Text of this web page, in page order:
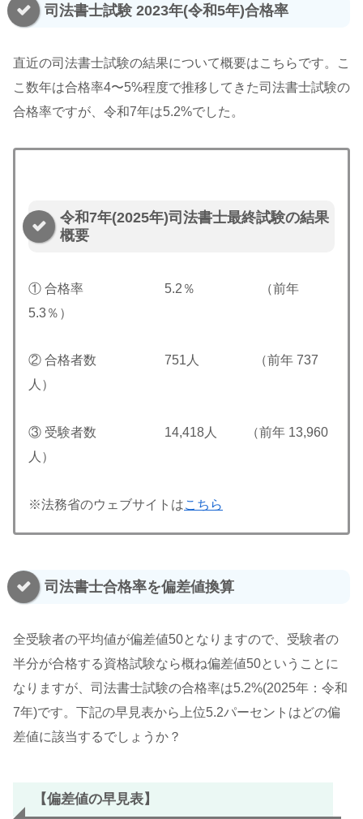
司法書士試験 2023年(令和5年)合格率
直近の司法書士試験の結果について概要はこちらです。こ
こ数年は合格率4〜5%程度で推移してきた司法書士試験の
合格率ですが、令和7年は5.2%でした。
令和7年(2025年)司法書士最終試験の結果
概要
① 合格率 5.2％ （前年
5.3％）
② 合格者数 751人 （前年 737
人）
③ 受験者数 14,418人 （前年 13,960
人）
※法務省のウェブサイトはこちら
司法書士合格率を偏差値換算
全受験者の平均値が偏差値50となりますので、受験者の
半分が合格する資格試験なら概ね偏差値50ということに
なりますが、司法書士試験の合格率は5.2%(2025年：令和
7年)です。下記の早見表から上位5.2パーセントはどの偏
差値に該当するでしょうか？
【偏差値の早見表】